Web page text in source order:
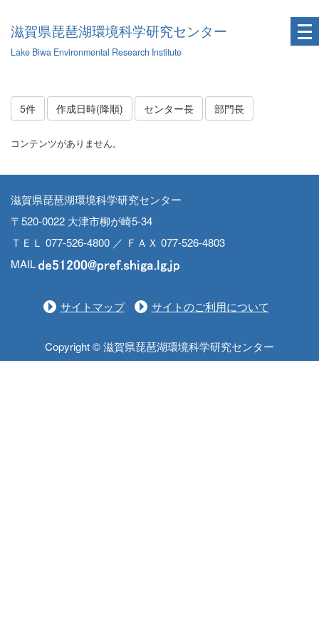
滋賀県琵琶湖環境科学研究センター
Lake Biwa Environmental Research Institute
5件 作成日時(降順) センター長 部門長
コンテンツがありません。
滋賀県琵琶湖環境科学研究センター
〒520-0022 大津市柳が崎5-34
ＴＥＬ 077-526-4800 ／ ＦＡＸ 077-526-4803
MAIL
サイトマップ サイトのご利用について
Copyright © 滋賀県琵琶湖環境科学研究センター